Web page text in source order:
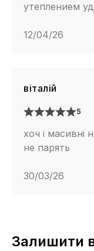
утеплением
12/04/26
віталій
5
хоч і масивні
не парять
30/03/26
Залишити